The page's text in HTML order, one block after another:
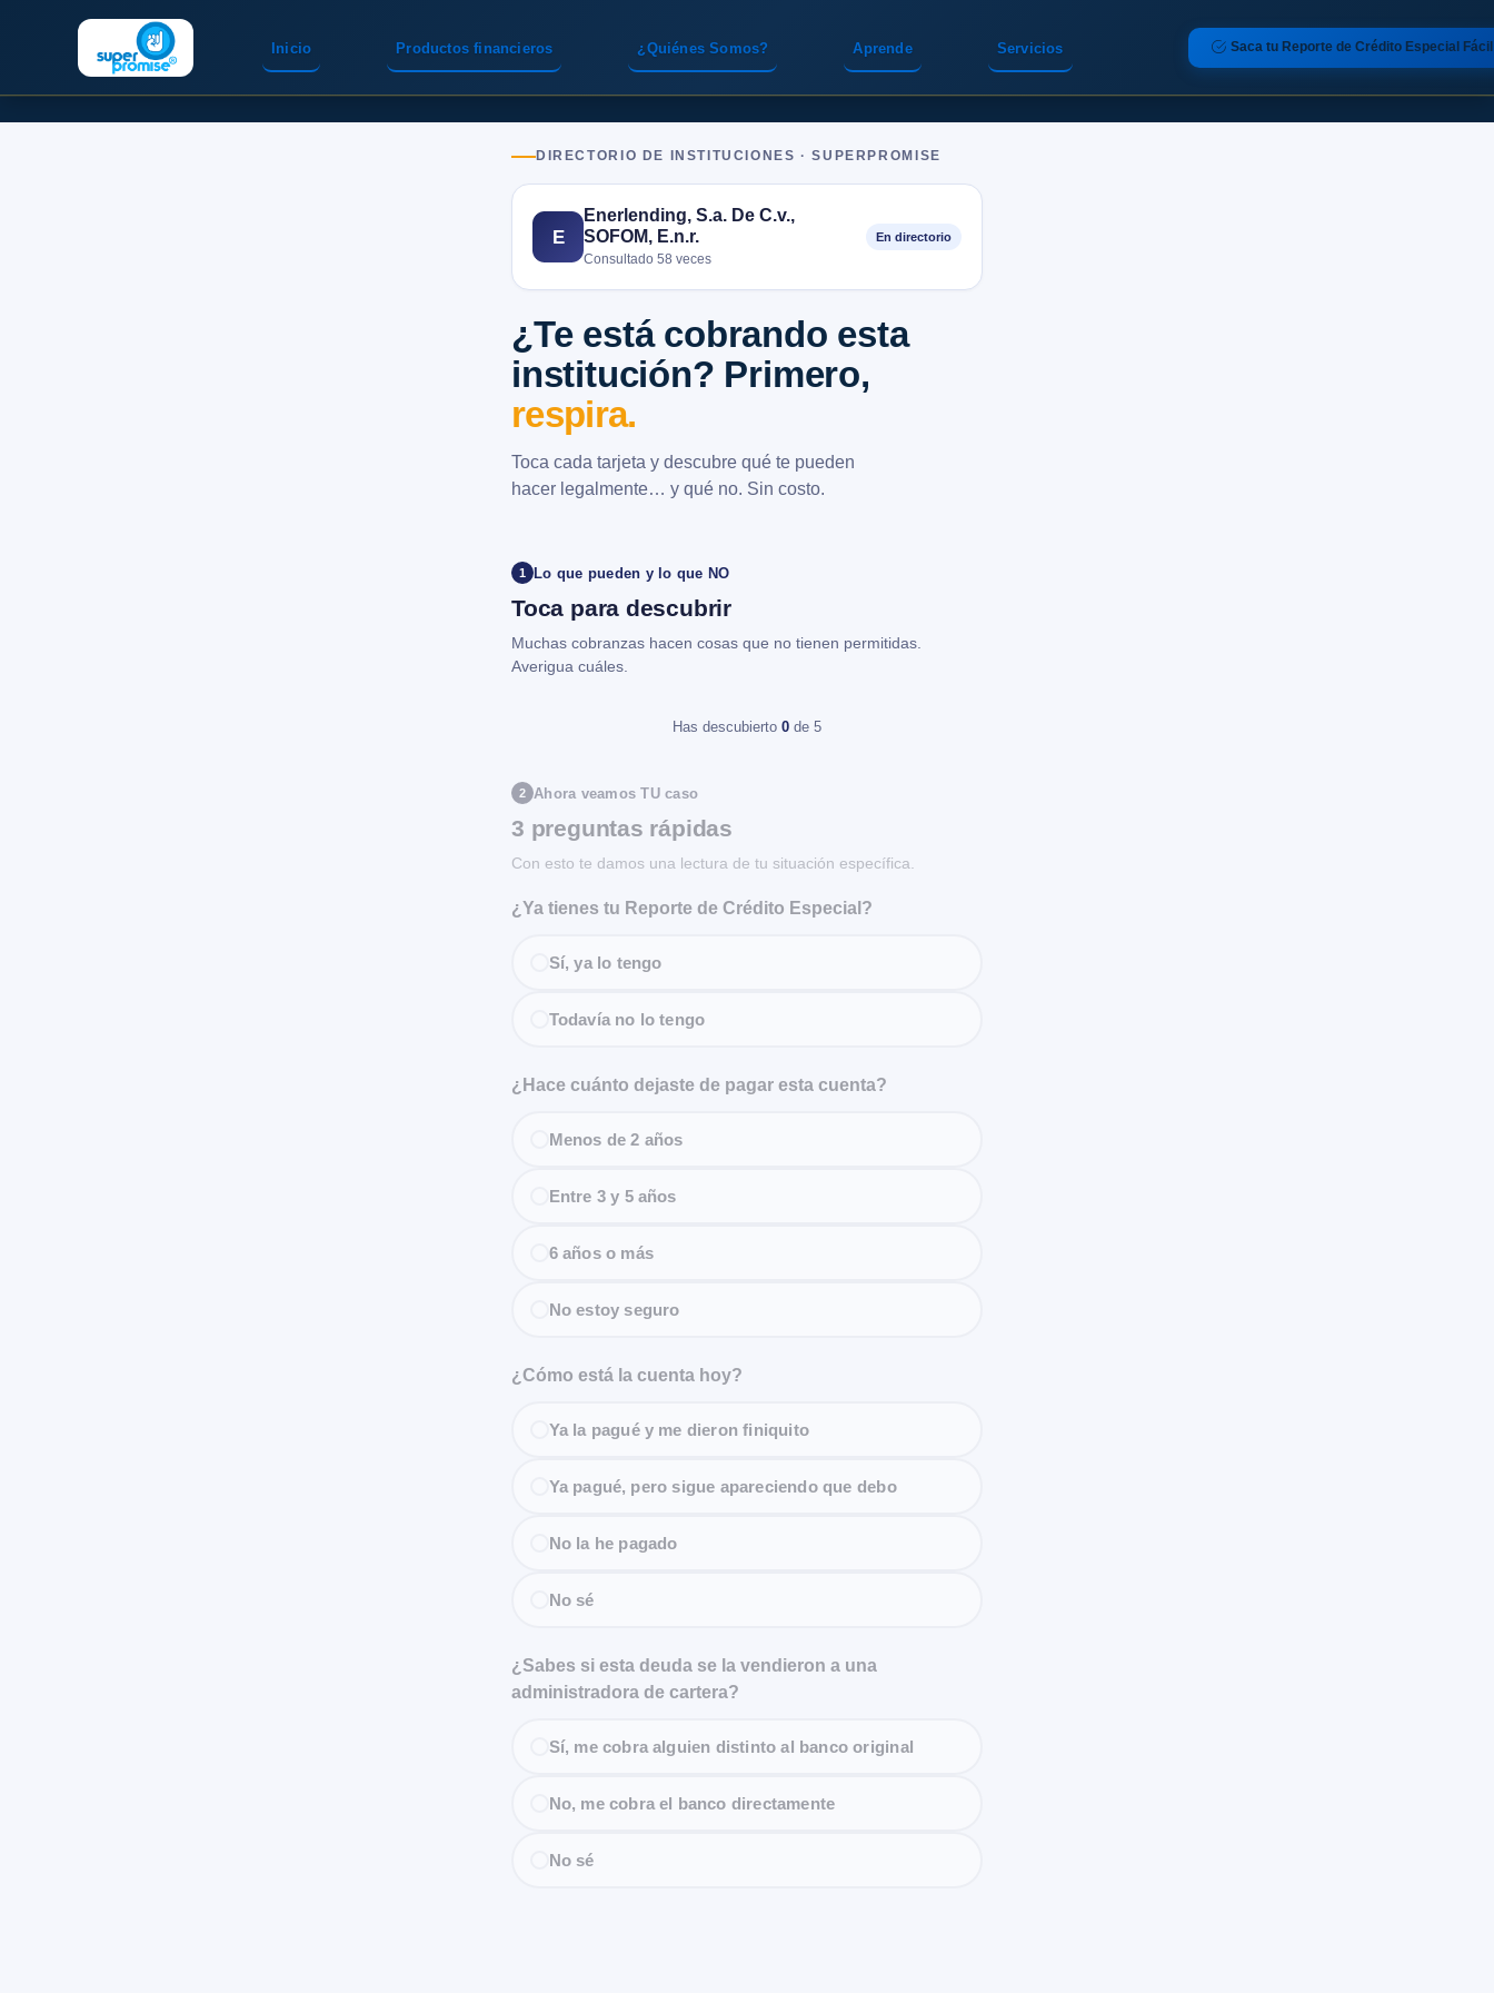
Inicio Servicios
Productos financieros ¿Quiénes Somos? Aprende Saca tu Reporte de Crédito Especial Fácil
DIRECTORIO DE INSTITUCIONES · SUPERPROMISE
E
Enerlending, S.a. De C.v.,
SOFOM, E.n.r.
Consultado 58 veces
En directorio
¿Te está cobrando esta
institución? Primero,
respira.
Toca cada tarjeta y descubre qué te pueden
hacer legalmente… y qué no. Sin costo.
1 Lo que pueden y lo que NO
Toca para descubrir
Muchas cobranzas hacen cosas que no tienen permitidas.
Averigua cuáles.
Has descubierto 0 de 5
2 Ahora veamos TU caso
3 preguntas rápidas
Con esto te damos una lectura de tu situación específica.
¿Ya tienes tu Reporte de Crédito Especial?
Sí, ya lo tengo
Todavía no lo tengo
¿Hace cuánto dejaste de pagar esta cuenta?
Menos de 2 años
Entre 3 y 5 años
6 años o más
No estoy seguro
¿Cómo está la cuenta hoy?
Ya la pagué y me dieron finiquito
Ya pagué, pero sigue apareciendo que debo
No la he pagado
No sé
¿Sabes si esta deuda se la vendieron a una
administradora de cartera?
Sí, me cobra alguien distinto al banco original
No, me cobra el banco directamente
No sé